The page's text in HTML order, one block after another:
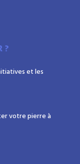
et les
votre pierre à